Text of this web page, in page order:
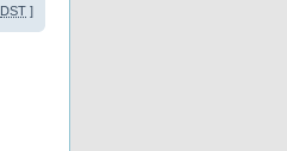
DST ]